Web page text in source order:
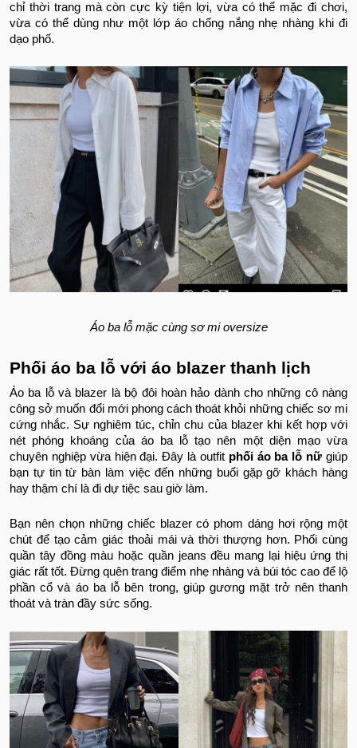
chỉ thời trang mà còn cực kỳ tiện lợi, vừa có thể mặc đi chơi,
vừa có thể dùng như một lớp áo chống nắng nhẹ nhàng khi đi
dạo phố.
Áo ba lỗ mặc cùng sơ mi oversize
Phối áo ba lỗ với áo blazer thanh lịch
Áo ba lỗ và blazer là bộ đôi hoàn hảo dành cho những cô nàng
công sở muốn đổi mới phong cách thoát khỏi những chiếc sơ mi
cứng nhắc. Sự nghiêm túc, chỉn chu của blazer khi kết hợp với
nét phóng khoáng của áo ba lỗ tạo nên một diện mạo vừa
chuyên nghiệp vừa hiện đại. Đây là outfit phối áo ba lỗ nữgiúp
bạn tự tin từ bàn làm việc đến những buổi gặp gỡ khách hàng
hay thậm chí là đi dự tiệc sau giờ làm.
Bạn nên chọn những chiếc blazer có phom dáng hơi rộng một
chút để tạo cảm giác thoải mái và thời thượng hơn. Phối cùng
quần tây đồng màu hoặc quần jeans đều mang lại hiệu ứng thị
giác rất tốt. Đừng quên trang điểm nhẹ nhàng và búi tóc cao để lộ
phần cổ và áo ba lỗ bên trong, giúp gương mặt trở nên thanh
thoát và tràn đầy sức sống.